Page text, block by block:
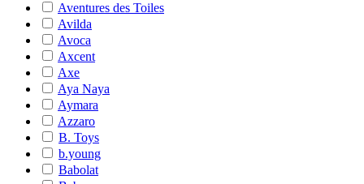
Aventures des Toiles
Avilda
Avoca
Axcent
Axe
Aya Naya
Aymara
Azzaro
B. Toys
b.young
Babolat